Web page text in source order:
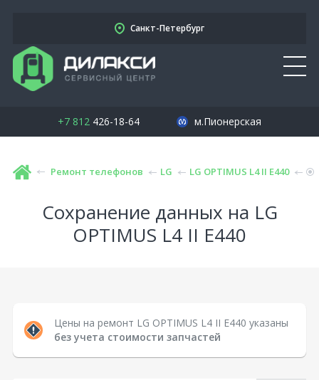
Санкт-Петербург
+7 812426-18-64 м.Пионерская
Ремонт телефонов LG LG OPTIMUS L4 II E440
Сохранение данных на LG
OPTIMUS L4 II E440
Цены на ремонт LG OPTIMUS L4 II E440 указаны
без учета стоимости запчастей